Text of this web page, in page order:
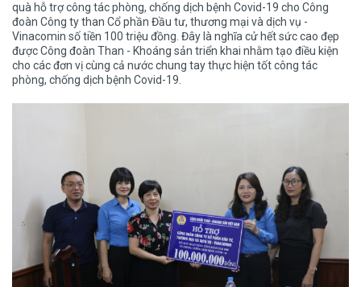
quà hỗ trợ công tác phòng, chống dịch bệnh Covid-19 cho Công
đoàn Công ty than Cổ phần Đầu tư, thương mại và dịch vụ -
Vinacomin số tiền 100 triệu đồng. Đây là nghĩa cử hết sức cao đẹp
được Công đoàn Than - Khoáng sản triển khai nhằm tạo điều kiện
cho các đơn vị cùng cả nước chung tay thực hiện tốt công tác
phòng, chống dịch bệnh Covid-19.